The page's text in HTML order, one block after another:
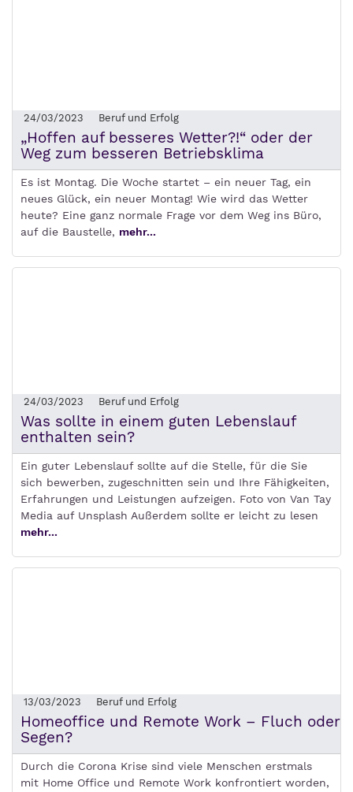
24/03/2023 Beruf und Erfolg
„Hoffen auf besseres Wetter?!“ oder der
Weg zum besseren Betriebsklima
Es ist Montag. Die Woche startet – ein neuer Tag, ein
neues Glück, ein neuer Montag! Wie wird das Wetter
heute? Eine ganz normale Frage vor dem Weg ins Büro,
auf die Baustelle, mehr...
24/03/2023 Beruf und Erfolg
Was sollte in einem guten Lebenslauf
enthalten sein?
Ein guter Lebenslauf sollte auf die Stelle, für die Sie
sich bewerben, zugeschnitten sein und Ihre Fähigkeiten,
Erfahrungen und Leistungen aufzeigen. Foto von Van Tay
Media auf Unsplash Außerdem sollte er leicht zu lesen
mehr...
13/03/2023 Beruf und Erfolg
Homeoffice und Remote Work – Fluch oder
Segen?
Durch die Corona Krise sind viele Menschen erstmals
mit Home Office und Remote Work konfrontiert worden,